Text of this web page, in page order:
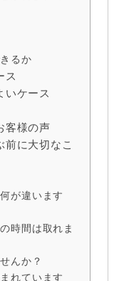
るか
ス
いケース
客様の声
に大切なこ
が違います
時間は取れま
んか？
れています